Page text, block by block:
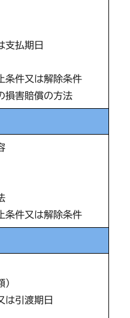
支払期日
条件又は解除条件
損害賠償の方法
条件又は解除条件
は引渡期日